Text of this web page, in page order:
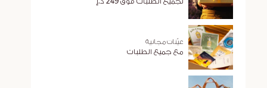
عيّنات مجانية
مع جميع الطلبات